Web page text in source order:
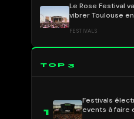
Le Rose Festival
vibrer Toulouse
FESTIVALS
TOP 3
1
Festivals
events à faire